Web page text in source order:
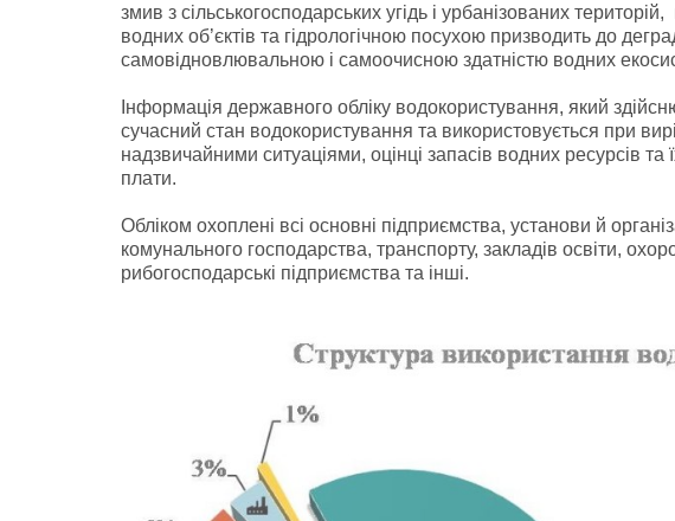
змив з сільськогосподарських угідь і урбанізованих
водних об’єктів та гідрологічною посухою призводить до
самовідновлювальною і самоочисною здатністю водних
Інформація державного обліку водокористування, який
сучасний стан водокористування та використовується при
надзвичайними ситуаціями, оцінці запасів водних ресурсів
плати.
Обліком охоплені всі основні підприємства, установи й
комунального господарства, транспорту, закладів освіти,
рибогосподарські підприємства та інші.